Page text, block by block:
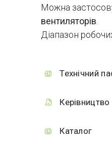
Можна
вентиляторів
Діапазон
Технічний
Керівництво
Каталог